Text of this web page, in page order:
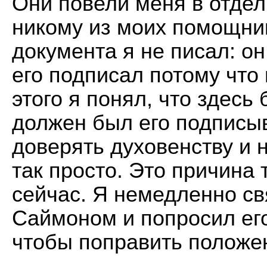
никому из моих
документа я не писал:
его подписал потому
этого я понял, что
должен был его
доверять духовенству
так просто. Это причина
сейчас. Я немедленно
Саймоном и попросил
чтобы поправить